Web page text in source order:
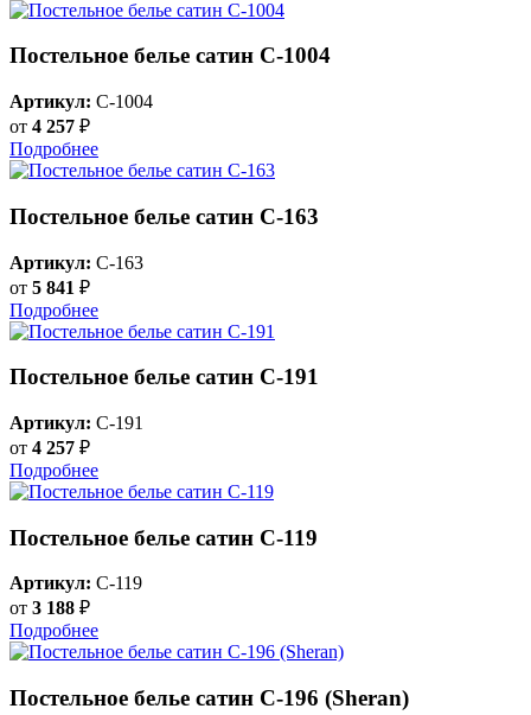
Постельное белье сатин C-1004
Артикул: C-1004
от 4 257 ₽
Подробнее
Постельное белье сатин С-163
Артикул: C-163
от 5 841 ₽
Подробнее
Постельное белье сатин С-191
Артикул: C-191
от 4 257 ₽
Подробнее
Постельное белье сатин С-119
Артикул: C-119
от 3 188 ₽
Подробнее
Постельное белье сатин С-196 (Sheran)